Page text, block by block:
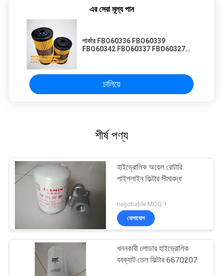
এর সেরা মূল্য পান
পার্কার FBO60336 FBO60339
FBO60342 FBO60337 FBO60327
উপাদান
চালিয়ে
শীর্ষ পণ্য
হাইড্রোলিক অয়েল রোটারি
পাইপলাইন ফিল্টার সীমাবদ্ধ
negotiable MOQ:1
যোগাযোগ
খননকারী লোডার হাইড্রোলিক
ববক্যাট তেল ফিল্টার 6670207